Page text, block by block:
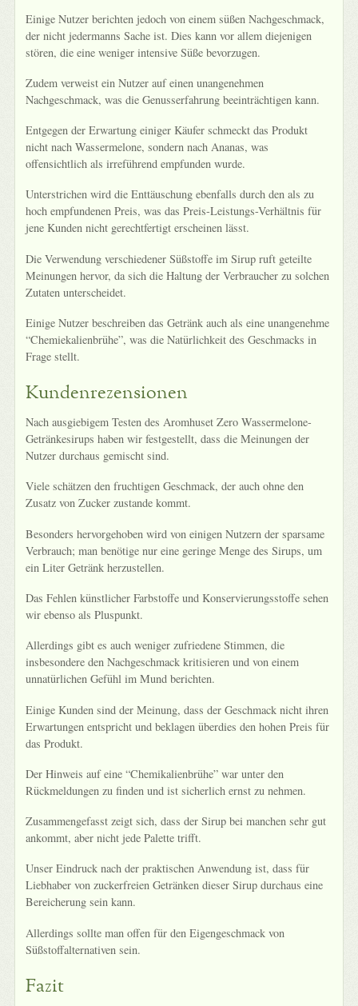
Einige Nutzer berichten jedoch von einem süßen Nachgeschmack,
der nicht jedermanns Sache ist. Dies kann vor allem diejenigen
stören, die eine weniger intensive Süße bevorzugen.
Zudem verweist ein Nutzer auf einen unangenehmen
Nachgeschmack, was die Genusserfahrung beeinträchtigen kann.
Entgegen der Erwartung einiger Käufer schmeckt das Produkt
nicht nach Wassermelone, sondern nach Ananas, was
offensichtlich als irreführend empfunden wurde.
Unterstrichen wird die Enttäuschung ebenfalls durch den als zu
hoch empfundenen Preis, was das Preis-Leistungs-Verhältnis für
jene Kunden nicht gerechtfertigt erscheinen lässt.
Die Verwendung verschiedener Süßstoffe im Sirup ruft geteilte
Meinungen hervor, da sich die Haltung der Verbraucher zu solchen
Zutaten unterscheidet.
Einige Nutzer beschreiben das Getränk auch als eine unangenehme
“Chemiekalienbrühe”, was die Natürlichkeit des Geschmacks in
Frage stellt.
Kundenrezensionen
Nach ausgiebigem Testen des Aromhuset Zero Wassermelone-
Getränkesirups haben wir festgestellt, dass die Meinungen der
Nutzer durchaus gemischt sind.
Viele schätzen den fruchtigen Geschmack, der auch ohne den
Zusatz von Zucker zustande kommt.
Besonders hervorgehoben wird von einigen Nutzern der sparsame
Verbrauch; man benötige nur eine geringe Menge des Sirups, um
ein Liter Getränk herzustellen.
Das Fehlen künstlicher Farbstoffe und Konservierungsstoffe sehen
wir ebenso als Pluspunkt.
Allerdings gibt es auch weniger zufriedene Stimmen, die
insbesondere den Nachgeschmack kritisieren und von einem
unnatürlichen Gefühl im Mund berichten.
Einige Kunden sind der Meinung, dass der Geschmack nicht ihren
Erwartungen entspricht und beklagen überdies den hohen Preis für
das Produkt.
Der Hinweis auf eine “Chemikalienbrühe” war unter den
Rückmeldungen zu finden und ist sicherlich ernst zu nehmen.
Zusammengefasst zeigt sich, dass der Sirup bei manchen sehr gut
ankommt, aber nicht jede Palette trifft.
Unser Eindruck nach der praktischen Anwendung ist, dass für
Liebhaber von zuckerfreien Getränken dieser Sirup durchaus eine
Bereicherung sein kann.
Allerdings sollte man offen für den Eigengeschmack von
Süßstoffalternativen sein.
Fazit